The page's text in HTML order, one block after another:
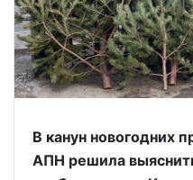
В канун новогодних
АПН решила